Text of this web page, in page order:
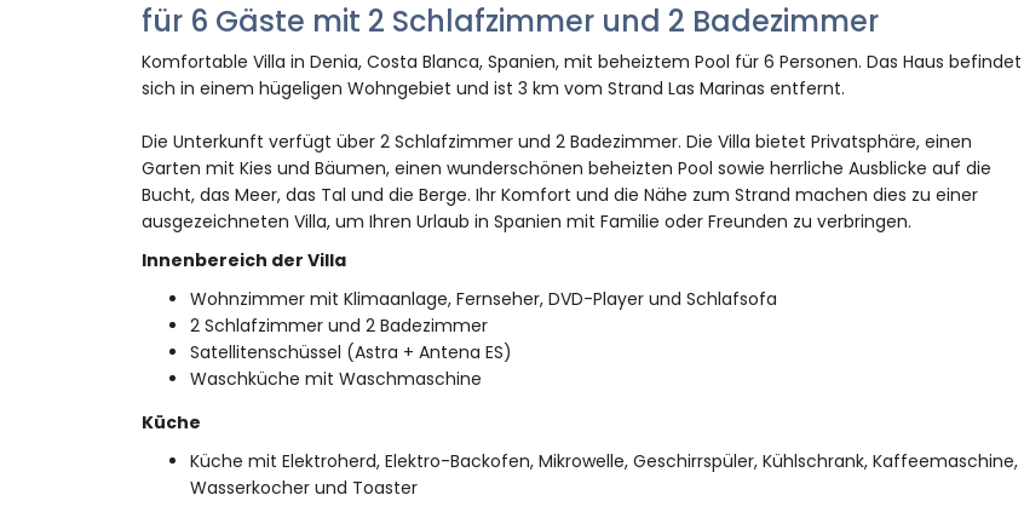
für 6 Gäste mit 2 Schlafzimmer und 2 Badezimmer
Komfortable Villa in Denia, Costa Blanca, Spanien, mit beheiztem Pool für 6 Personen. Das Haus befindet
sich in einem hügeligen Wohngebiet und ist 3 km vom Strand Las Marinas entfernt.
Die Unterkunft verfügt über 2 Schlafzimmer und 2 Badezimmer. Die Villa bietet Privatsphäre, einen
Garten mit Kies und Bäumen, einen wunderschönen beheizten Pool sowie herrliche Ausblicke auf die
Bucht, das Meer, das Tal und die Berge. Ihr Komfort und die Nähe zum Strand machen dies zu einer
ausgezeichneten Villa, um Ihren Urlaub in Spanien mit Familie oder Freunden zu verbringen.
Innenbereich der Villa
Wohnzimmer mit Klimaanlage, Fernseher, DVD-Player und Schlafsofa
2 Schlafzimmer und 2 Badezimmer
Satellitenschüssel (Astra + Antena ES)
Waschküche mit Waschmaschine
Küche
Küche mit Elektroherd, Elektro-Backofen, Mikrowelle, Geschirrspüler, Kühlschrank, Kaffeemaschine,
Wasserkocher und Toaster